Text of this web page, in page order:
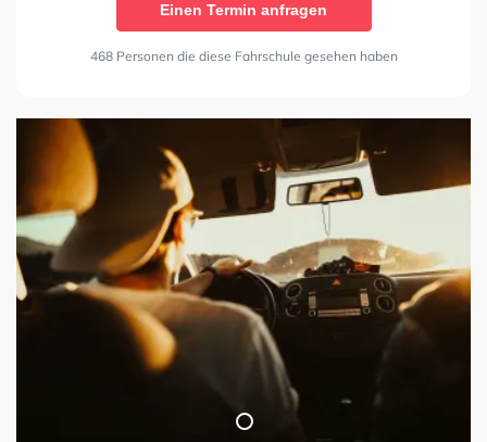
Einen Termin anfragen
468 Personen die diese Fahrschule gesehen haben